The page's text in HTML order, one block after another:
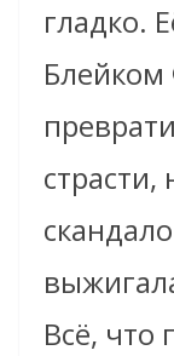
гладко.
страсти,
Всё, что